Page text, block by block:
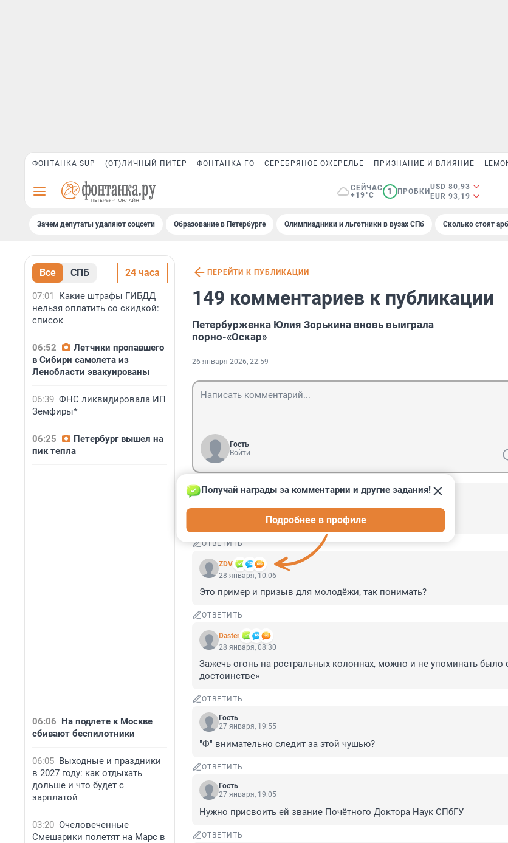
ФОНТАНКА SUP (ОТ)ЛИЧНЫЙ ПИТЕР ФОНТАНКА ГО СЕРЕБРЯНОЕ ОЖЕРЕЛЬЕ ПРИЗНАНИЕ И ВЛИЯНИЕ
СЕЙЧАС
+19°C
1 ПРОБКИ
USD 80,93
EUR 93,19
Зачем депутаты удаляют соцсети Образование в Петербурге Олимпиадники и льготники в вузах СПб Сколько стоят
Все СПБ 24 часа
07:01
Какие штрафы ГИБДД
нельзя оплатить со скидкой:
список
06:52
Летчики пропавшего
в Сибири самолета из
Ленобласти эвакуированы
06:39 ФНС ликвидировала ИП
Земфиры*
06:25
Петербург вышел на
пик тепла
06:06 На подлете к Москве
сбивают беспилотники
06:05 Выходные и праздники
в 2027 году: как отдыхать
дольше и что будет с
зарплатой
03:20 Очеловеченные
Смешарики полетят на Марс в
ПЕРЕЙТИ К ПУБЛИКАЦИИ
149 комментариев к публикации
Петербурженка Юлия Зорькина вновь выиграла
порно-«Оскар»
26 января 2026, 22:59
Гость
Войти
Гость
Ждём обращения к россиянам о наболевшем
ОТВЕТИТЬ
ZDV
Получай награды за комментарии и другие задания!
Подробнее в профиле
28 января, 10:06
Это пример и призыв для молодёжи, так понимать?
ОТВЕТИТЬ
Daster
28 января, 08:30
Зажечь огонь на ростральных колоннах, можно и не упоминать было
достоинстве»
ОТВЕТИТЬ
Гость
27 января, 19:55
"Ф" внимательно следит за этой чушью?
ОТВЕТИТЬ
Гость
27 января, 19:05
Нужно присвоить ей звание Почётного Доктора Наук СПбГУ
ОТВЕТИТЬ